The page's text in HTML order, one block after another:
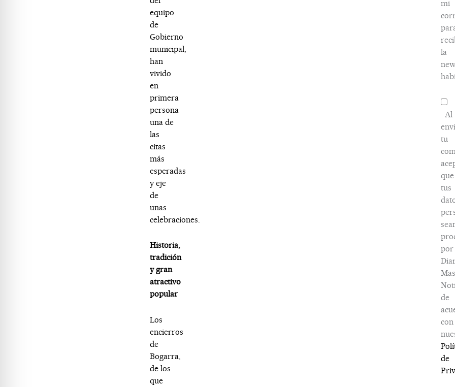
equipo
de
Gobierno
municipal,
han
vivido
en
primera
persona
una de
las
citas
más
esperadas
y eje
de
unas
celebraciones.
Historia,
tradición
y gran
atractivo
popular
Los
encierros
de
Bogarra,
de los
que
mi
la
Al
tu
que
tus
por
Mas
de
con
de